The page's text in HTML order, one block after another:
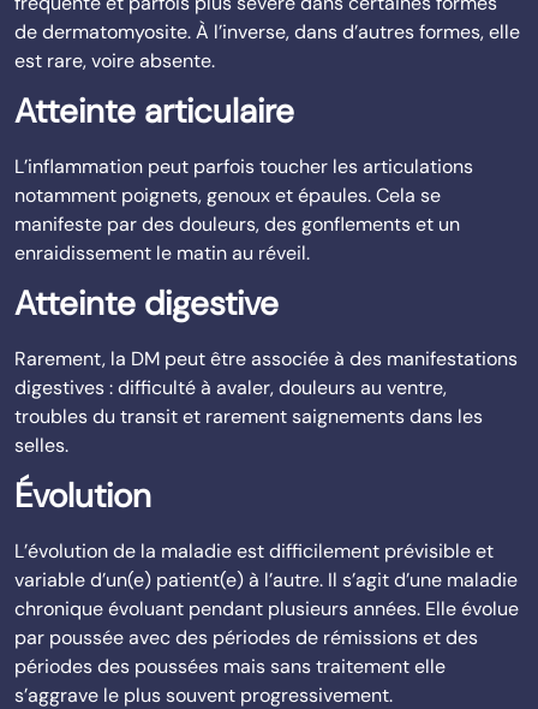
de dermatomyosite. À l’inverse, dans d’autres formes, elle
est rare, voire absente.
Atteinte articulaire
L’inflammation peut parfois toucher les articulations
notamment poignets, genoux et épaules. Cela se
manifeste par des douleurs, des gonflements et un
enraidissement le matin au réveil.
Atteinte digestive
Rarement, la DM peut être associée à des manifestations
digestives : difficulté à avaler, douleurs au ventre,
troubles du transit et rarement saignements dans les
selles.
Évolution
L’évolution de la maladie est difficilement prévisible et
variable d’un(e) patient(e) à l’autre. Il s’agit d’une maladie
chronique évoluant pendant plusieurs années. Elle évolue
par poussée avec des périodes de rémissions et des
périodes des poussées mais sans traitement elle
s’aggrave le plus souvent progressivement.